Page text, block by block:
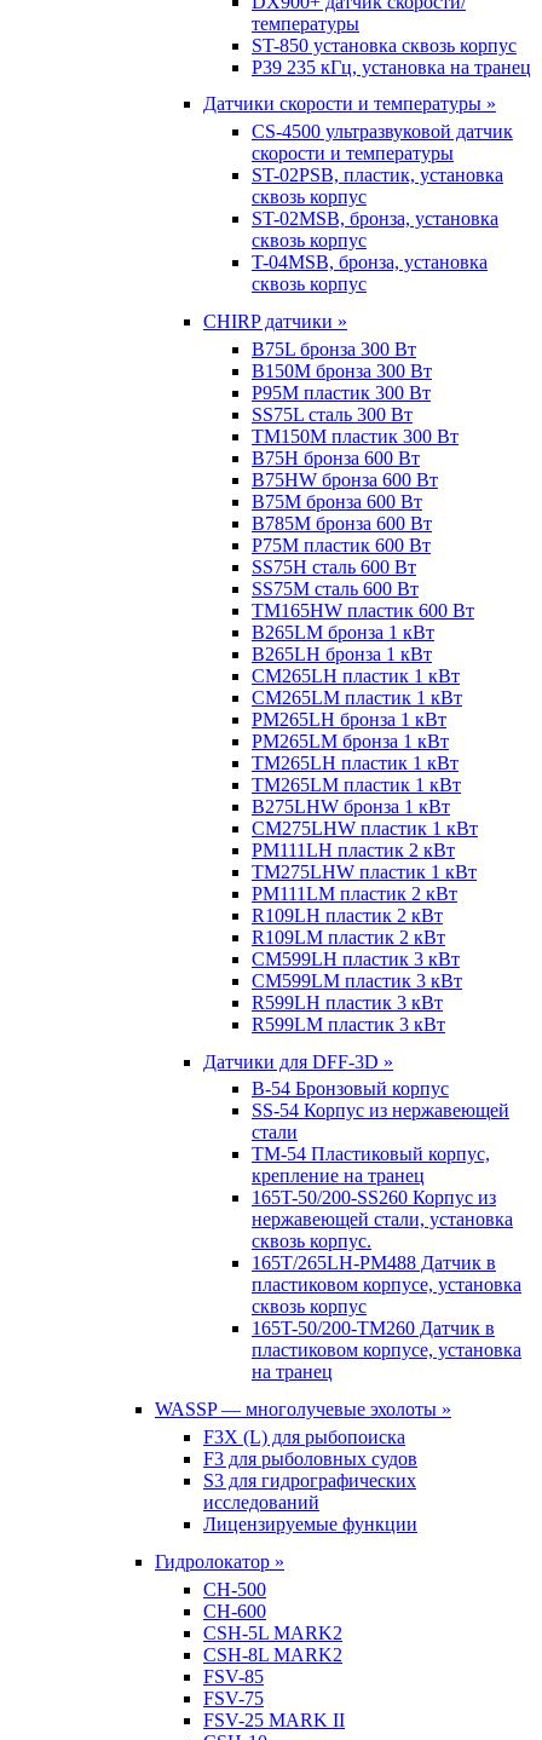
температуры
ST-850 установка сквозь корпус
P39 235 кГц, установка на транец
Датчики скорости и температуры »
CS-4500 ультразвуковой датчик
скорости и температуры
ST-02PSB, пластик, установка
сквозь корпус
ST-02MSB, бронза, установка
сквозь корпус
T-04MSB, бронза, установка
сквозь корпус
CHIRP датчики »
B75L бронза 300 Вт
B150M бронза 300 Вт
P95M пластик 300 Вт
SS75L сталь 300 Вт
TM150M пластик 300 Вт
B75H бронза 600 Вт
B75HW бронза 600 Вт
B75M бронза 600 Вт
B785M бронза 600 Вт
P75M пластик 600 Вт
SS75H сталь 600 Вт
SS75M сталь 600 Вт
TM165HW пластик 600 Вт
B265LM бронза 1 кВт
B265LH бронза 1 кВт
CM265LH пластик 1 кВт
CM265LM пластик 1 кВт
PM265LH бронза 1 кВт
PM265LM бронза 1 кВт
TM265LH пластик 1 кВт
TM265LM пластик 1 кВт
B275LHW бронза 1 кВт
CM275LHW пластик 1 кВт
PM111LH пластик 2 кВт
TM275LHW пластик 1 кВт
PM111LM пластик 2 кВт
R109LH пластик 2 кВт
R109LM пластик 2 кВт
CM599LH пластик 3 кВт
CM599LM пластик 3 кВт
R599LH пластик 3 кВт
R599LM пластик 3 кВт
Датчики для DFF-3D »
B-54 Бронзовый корпус
SS-54 Корпус из нержавеющей
стали
TM-54 Пластиковый корпус,
крепление на транец
165T-50/200-SS260 Корпус из
нержавеющей стали, установка
сквозь корпус.
165T/265LH-PM488 Датчик в
пластиковом корпусе, установка
сквозь корпус
165T-50/200-TM260 Датчик в
пластиковом корпусе, установка
на транец
WASSP — многолучевые эхолоты »
F3X (L) для рыбопоиска
F3 для рыболовных судов
S3 для гидрографических
исследований
Лицензируемые функции
Гидролокатор »
CH-500
CH-600
CSH-5L MARK2
CSH-8L MARK2
FSV-85
FSV-75
FSV-25 MARK II